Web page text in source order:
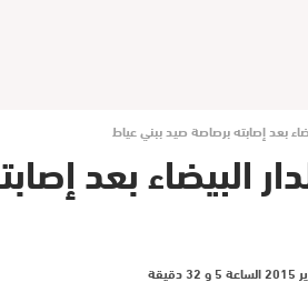
بعد إصابته برصاصة صيد ببني عياط
البيضاء بعد